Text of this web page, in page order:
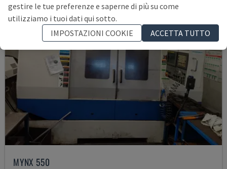
MYNX 550
gestire le tue preferenze e saperne di più su come
utilizziamo i tuoi dati qui sotto.
IMPOSTAZIONI COOKIE
ACCETTA TUTTO